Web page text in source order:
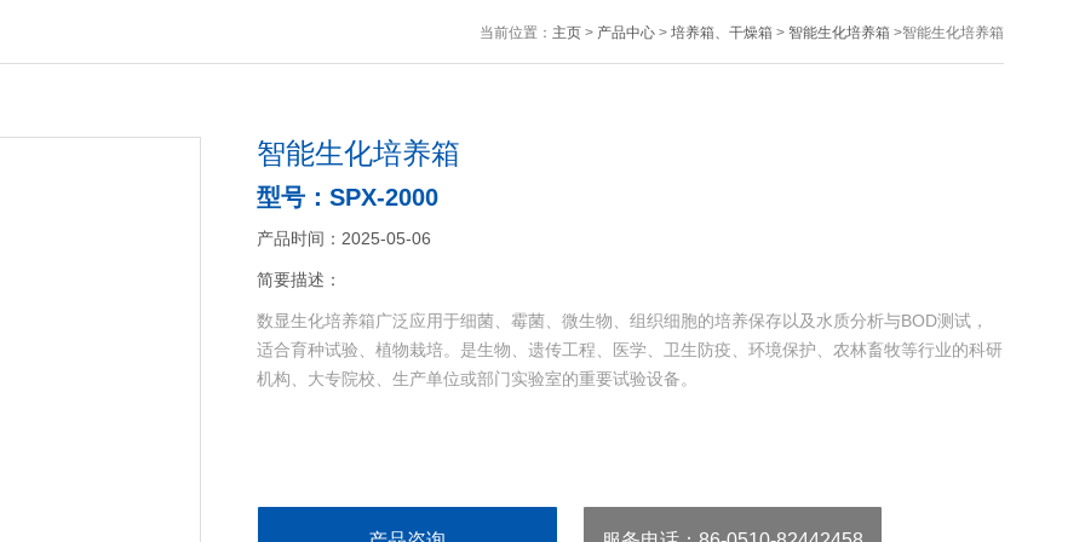
当前位置： 主页> 产品中心> 培养箱、干燥箱 > 智能生化培养箱 >智能生化培养箱
智能生化培养箱
型号：SPX-2000
产品时间：2025-05-06
简要描述：
数显生化培养箱广泛应用于细菌、霉菌、微生物、组织细胞的培养保存以及水质分析与BOD测试，
适合育种试验、植物栽培。是生物、遗传工程、医学、卫生防疫、环境保护、农林畜牧等行业的科研
机构、大专院校、生产单位或部门实验室的重要试验设备。